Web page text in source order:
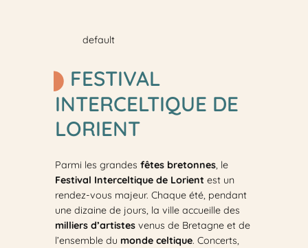
default
FESTIVAL
INTERCELTIQUE DE
LORIENT
Parmi les grandes fêtes bretonnes, le
Festival Interceltique de Lorient est un
rendez-vous majeur. Chaque été, pendant
une dizaine de jours, la ville accueille des
milliers d’artistesvenus de Bretagne et de
l’ensemble du monde celtique. Concerts,